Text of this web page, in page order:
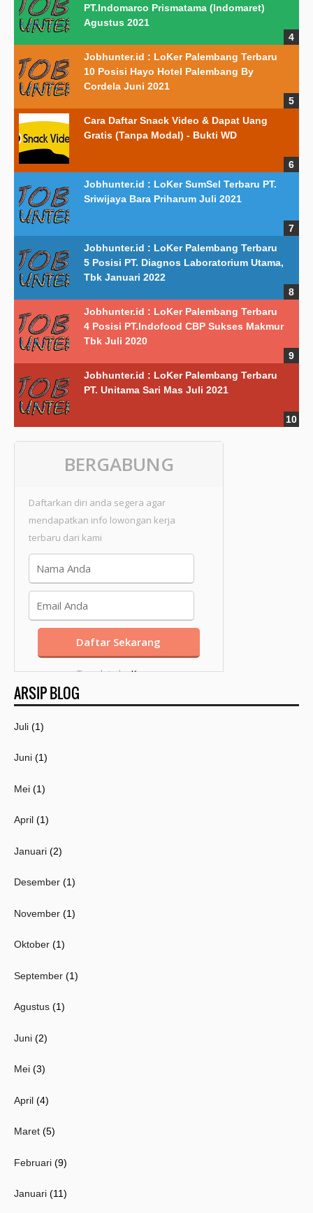
PT.Indomarco Prismatama (Indomaret)
Agustus 2021
Jobhunter.id : LoKer Palembang Terbaru
10 Posisi Hayo Hotel Palembang By
Cordela Juni 2021
Cara Daftar Snack Video & Dapat Uang
Gratis (Tanpa Modal) - Bukti WD
Jobhunter.id : LoKer SumSel Terbaru PT.
Sriwijaya Bara Priharum Juli 2021
Jobhunter.id : LoKer Palembang Terbaru
5 Posisi PT. Diagnos Laboratorium Utama,
Tbk Januari 2022
Jobhunter.id : LoKer Palembang Terbaru
4 Posisi PT.Indofood CBP Sukses Makmur
Tbk Juli 2020
Jobhunter.id : LoKer Palembang Terbaru
PT. Unitama Sari Mas Juli 2021
BERGABUNG
Daftarkan diri anda segera agar
mendapatkan info lowongan kerja
terbaru dari kami
Template byKang
Mousir
ARSIP BLOG
Juli (1)
Juni (1)
Mei (1)
April (1)
Januari (2)
Desember (1)
November (1)
Oktober (1)
September (1)
Agustus (1)
Juni (2)
Mei (3)
April (4)
Maret (5)
Februari (9)
Januari (11)